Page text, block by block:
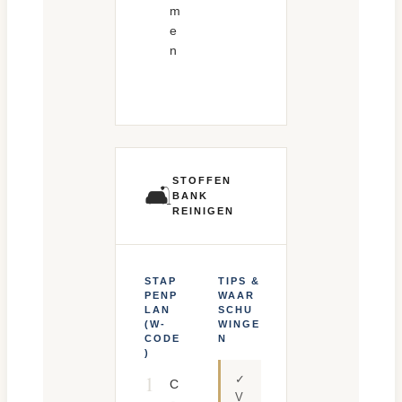
m
e
n
🛋️
STOFFEN
BANK
REINIGEN
STAP
PENP
LAN
(W-
CODE
)
1
C
TIPS &
WAAR
SCHU
WINGE
N
✓
V